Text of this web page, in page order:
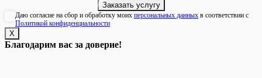
Даю согласие на сбор и обработку моих персональных данных в соответствии с
Политикой конфиденциальности
Х
Благодарим вас за доверие!